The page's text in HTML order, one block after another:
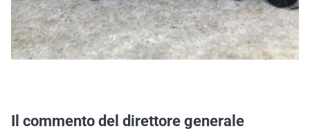
Il commento del direttore generale